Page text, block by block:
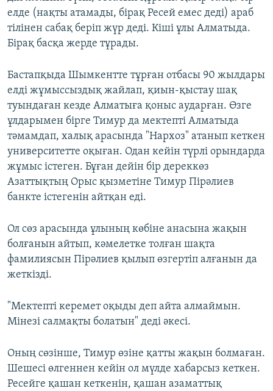
елде (нақты атамады, бірақ Ресей емес деді) араб
тілінен сабақ беріп жүр деді. Кіші ұлы Алматыда.
Бірақ басқа жерде тұрады.
Бастапқыда Шымкентте тұрған отбасы 90 жылдары
елді жұмыссыздық жайлап, қиын-қыстау шақ
туындаған кезде Алматыға қоныс аударған. Өзге
ұлдарымен бірге Тимур да мектепті Алматыда
тәмамдап, халық арасында "Нархоз" атанып кеткен
университетте оқыған. Одан кейін түрлі орындарда
жұмыс істеген. Бұған дейін бір дереккөз
Азаттықтың Орыс қызметіне Тимур Пірәлиев
банкте істегенін айтқан еді.
Ол сөз арасында ұлының көбіне анасына жақын
болғанын айтып, кәмелетке толған шақта
фамилиясын Пірәлиев қылып өзгертіп алғанын да
жеткізді.
"Мектепті керемет оқыды деп айта алмаймын.
Мінезі салмақты болатын" деді әкесі.
Оның сөзінше, Тимур өзіне қатты жақын болмаған.
Шешесі өлгеннен кейін ол мүлде хабарсыз кеткен.
Ресейге қашан кеткенін, қашан азаматтық